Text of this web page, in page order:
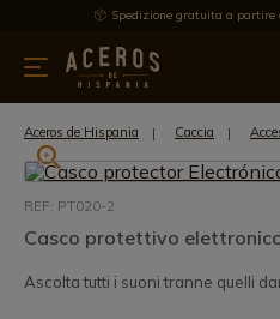
Spedizione gratuita a partire
cucina Offre Ultime notizie
Aceros de Hispania Caccia
REF: PT020-2
Casco protettivo
Ascolta tutti i suoni tranne quelli